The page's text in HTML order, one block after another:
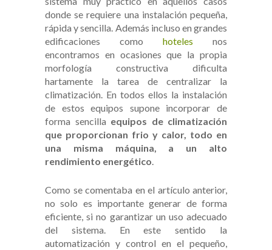
donde se requiere una instalación pequeña,
rápida y sencilla. Además incluso en grandes
edificaciones como hoteles nos
encontramos en ocasiones que la propia
morfología constructiva dificulta
hartamente la tarea de centralizar la
climatización. En todos ellos la instalación
de estos equipos supone incorporar de
forma sencilla equipos de climatización
que proporcionan frio y calor, todo en
una misma máquina, a un alto
rendimiento energético.
Como se comentaba en el artículo anterior,
no solo es importante generar de forma
eficiente, si no garantizar un uso adecuado
del sistema. En este sentido la
automatización y control en el pequeño,